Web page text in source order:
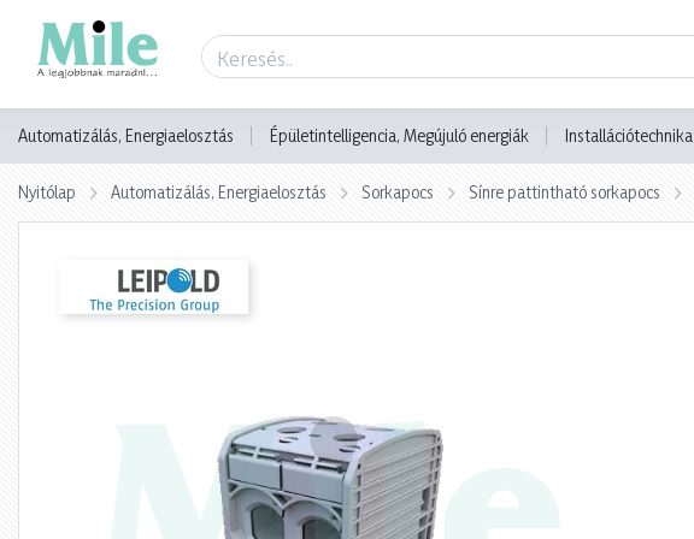
Automatizálás, Energiaelosztás Épületintelligencia, Megújuló energiák Installációtechnika
Nyitólap Automatizálás, Energiaelosztás Sorkapocs Sínre pattintható sorkapocs
Termék adatlap